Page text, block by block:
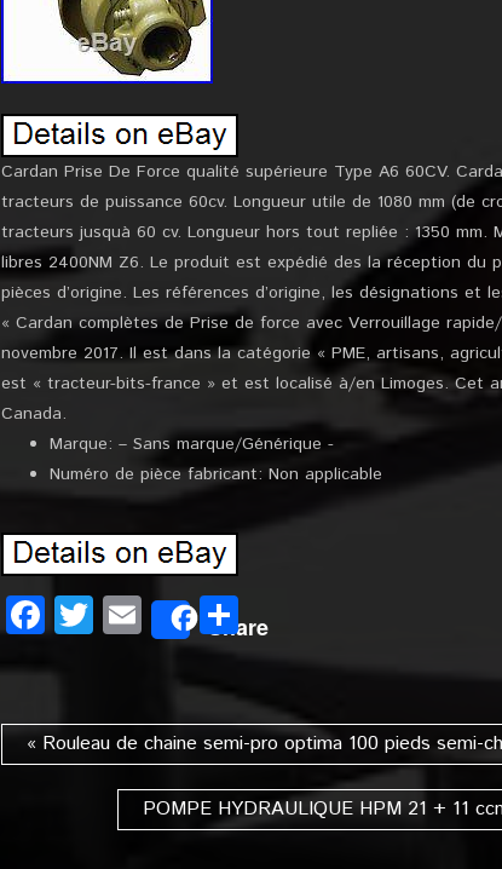
Cardan Prise De Force qualité supérieure Type A6 60CV.
tracteurs de puissance 60cv. Longueur utile de 1080 mm (de
tracteurs jusquà 60 cv. Longueur hors tout repliée : 1350 mm.
libres 2400NM Z6. Le produit est expédié des la réception
pièces d’origine. Les références d’origine, les désignations et
« Cardan complètes de Prise de force avec Verrouillage
novembre 2017. Il est dans la catégorie « PME, artisans,
est « tracteur-bits-france » et est localisé à/en Limoges. Cet
Canada.
Marque: – Sans marque/Générique -
Numéro de pièce fabricant: Non applicable
Facebook
Twitter
EmailSharePartager
« Rouleau de chaine semi-pro optima 100 pieds semi-
POMPE HYDRAULIQUE HPM 21 + 11